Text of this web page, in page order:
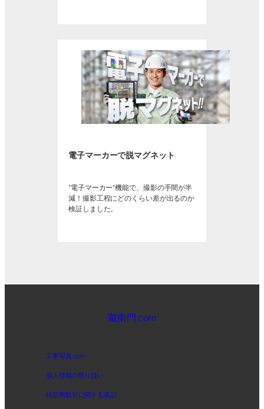
電子マーカーで脱マグネット
“電子マーカー”機能で、撮影の手間が半
減！撮影工程にどのくらい差が出るのか
検証しました。
蔵衛門.com
工事写真.com
個人情報の取り扱い
特定商取引に関する表記